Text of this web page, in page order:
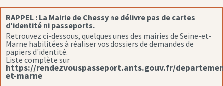
RAPPEL : La Mairie de Chessy ne délivre pas de cartes
d'identité ni passeports.
Retrouvez ci-dessous, quelques unes des mairies de Seine-et-
Marne habilitées à réaliser vos dossiers de demandes de
papiers d'identité.
Liste complète sur
https://rendezvouspasseport.ants.gouv.fr/
et-marne